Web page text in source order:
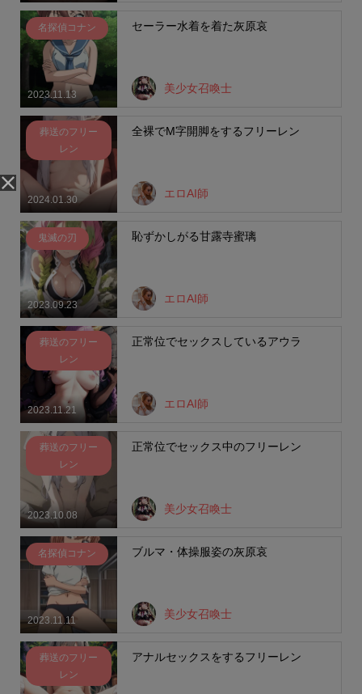
2023.11.13
名探偵コナン セーラー水着を着た灰原哀
美少女召喚士
2024.01.30
葬送のフリー
レン
全裸でM字開脚をするフリーレン
エロAI師
2023.09.23
鬼滅の刃 恥ずかしがる甘露寺蜜璃
エロAI師
2023.11.21
葬送のフリー
レン
正常位でセックスしているアウラ
エロAI師
2023.10.08
葬送のフリー
レン
正常位でセックス中のフリーレン
美少女召喚士
2023.11.11
名探偵コナン ブルマ・体操服姿の灰原哀
美少女召喚士
葬送のフリー
レン
アナルセックスをするフリーレン